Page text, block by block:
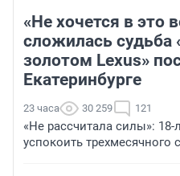
«Не хочется в это
сложилась судьба
золотом Lexus»
Екатеринбурге
23 часа 30 259 121
«Не рассчитала силы»:
успокоить трехмесячного